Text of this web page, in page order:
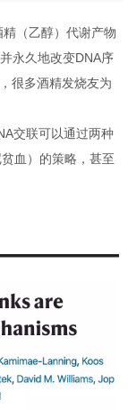
（乙醇）代谢产物
永久地改变DNA序
很多酒精发烧友为
交联可以通过两种
血）的策略，甚至